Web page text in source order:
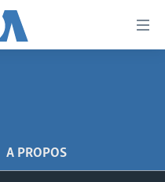
A PROPOS